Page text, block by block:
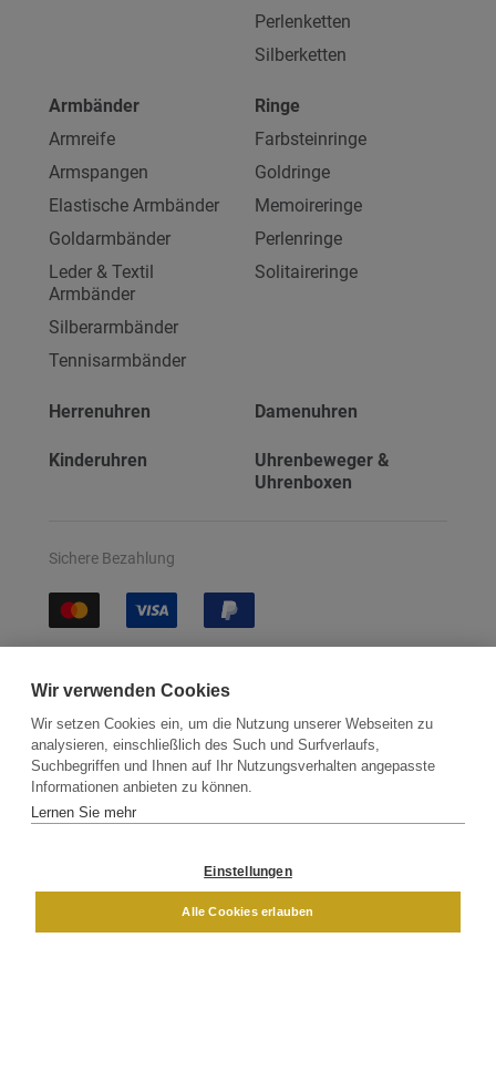
Perlenketten
Silberketten
Armbänder
Armreife
Armspangen
Elastische Armbänder
Goldarmbänder
Leder & Textil
Armbänder
Silberarmbänder
Tennisarmbänder
Ringe
Farbsteinringe
Goldringe
Memoireringe
Perlenringe
Solitaireringe
Herrenuhren Damenuhren
Kinderuhren
Uhrenbeweger &
Uhrenboxen
Sichere Bezahlung
Kontakt Newsletter Partner
Versand
DAMEN
Wir verwenden Cookies
Wir setzen Cookies ein, um die Nutzung unserer Webseiten zu
analysieren, einschließlich des Such und Surfverlaufs,
Suchbegriffen und Ihnen auf Ihr Nutzungsverhalten angepasste
Informationen anbieten zu können.
Lernen Sie mehr
Einstellungen
Alle Cookies erlauben